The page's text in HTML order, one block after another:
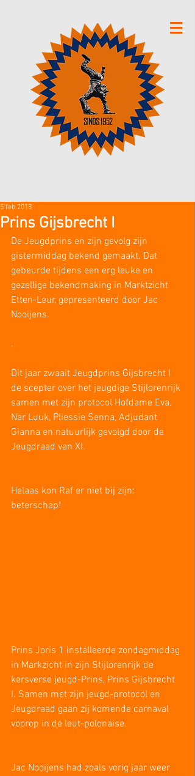
Prins Gijsbrecht I
5 feb 2018
De Jeugdprins en zijn gevolg zijn
gistermiddag bekend gemaakt. Dat
gebeurde tijdens een erg leuke en
gezellige bekendmaking in Marktzicht
Etten-Leur, gepresenteerd door Jac
Nooijens.
.
Dit jaar zwaait Jeugdprins Gijsbrecht I
de scepter over het jeugdige Stijlorenrijk
samen met zijn protocol Hofdame Eva,
Nar Luuk, Pliessie Senna, Adjudant
Gianna en natuurlijk gevolgd door de
Jeugdraad van XI.
Helaas kon Raf er niet bij zijn:
beterschap!
Prins Joris 1 installeerde zondagmiddag
in Markzicht in zijn Stijlorenrijk de
kersverse jeugd-Prins, Prins Gijsbrecht
I. Samen met zijn jeugd-protocol en
Jeugdraad gaan zij komende carnaval
voorop in de leut-polonaise.
Jac Nooijens had zoals vorig jaar weer